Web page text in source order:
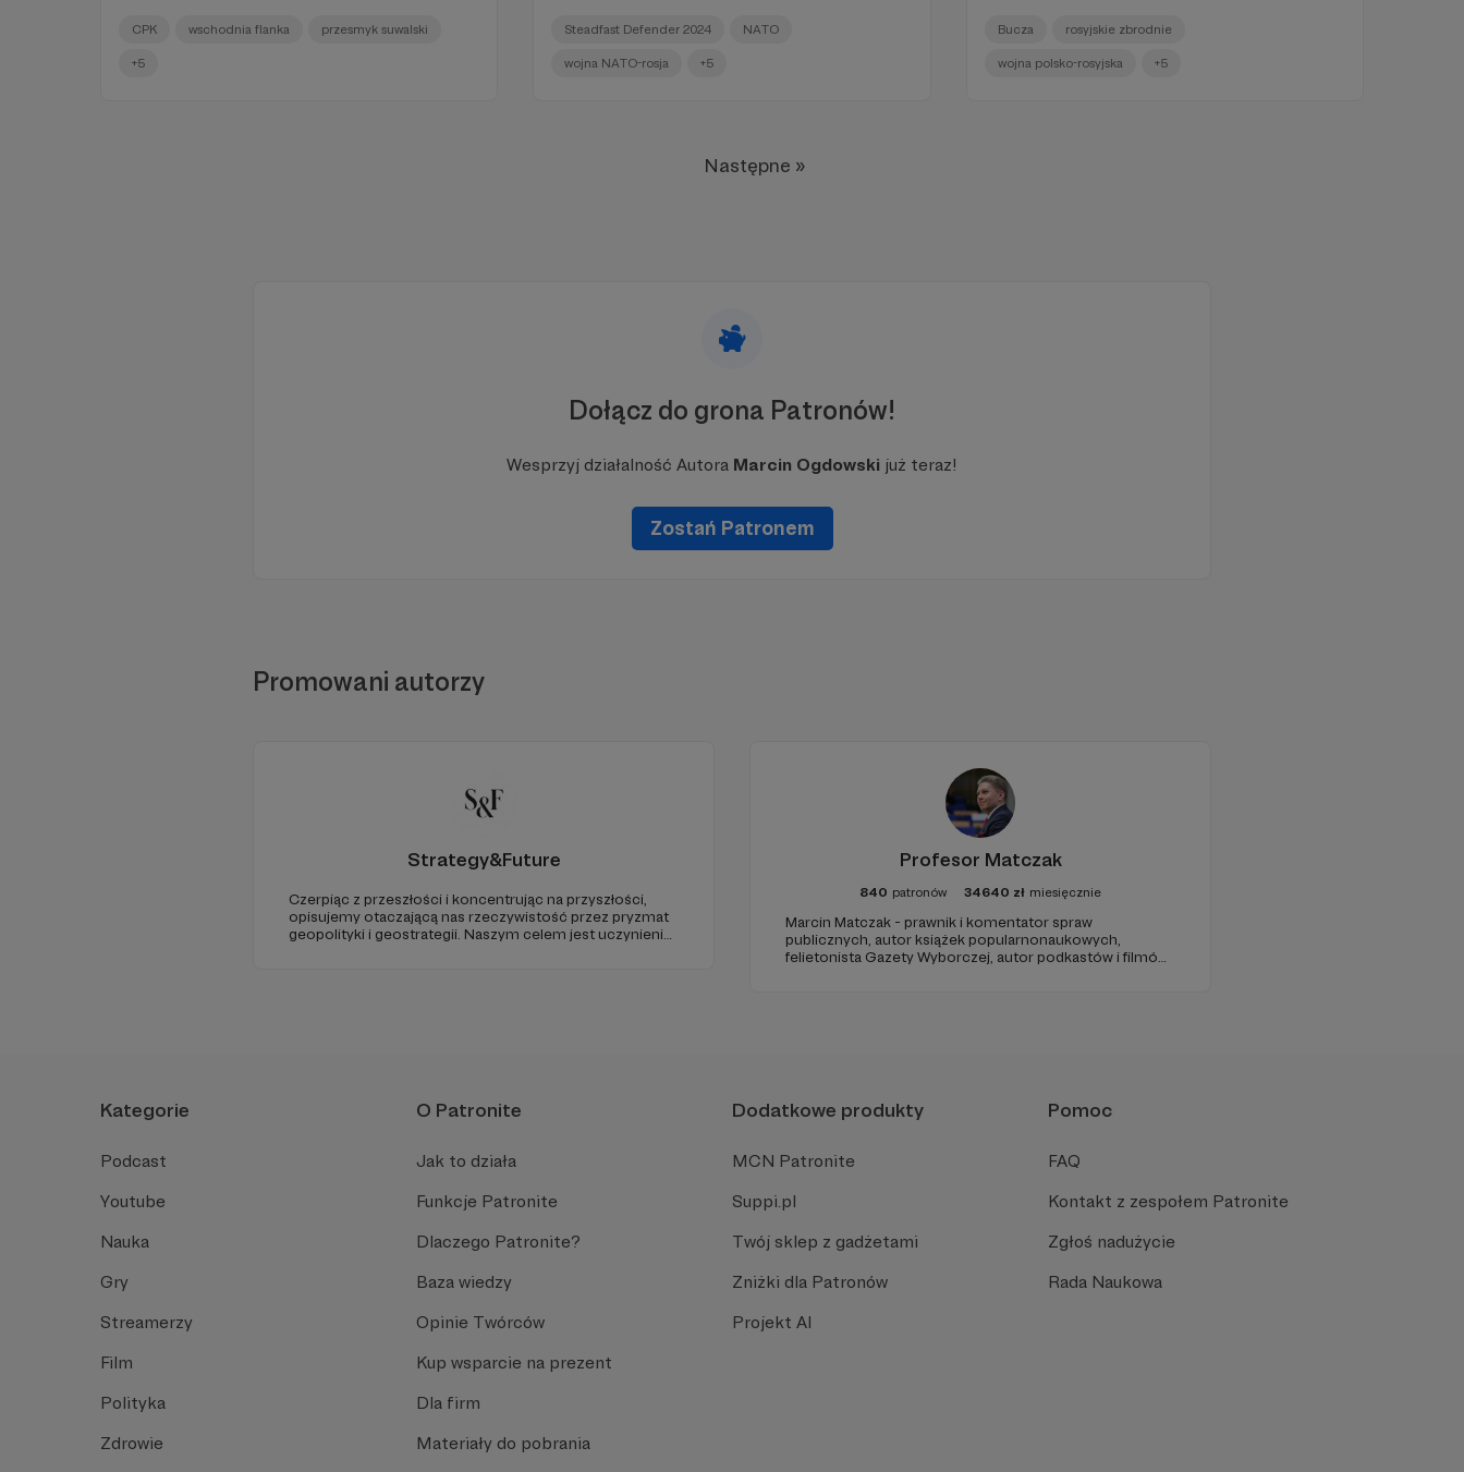
CPK wschodnia flanka przesmyk suwalski
+5
Steadfast Defender 2024 NATO
wojna NATO-rosja +5
Bucza rosyjskie zbrodnie
wojna polsko-rosyjska +5
Następne »
Dołącz do grona Patronów!
Wesprzyj działalność Autora Marcin Ogdowski już teraz!
Zostań Patronem
Promowani autorzy
Strategy&Future
Czerpiąc z przeszłości i koncentrując na przyszłości,
opisujemy otaczającą nas rzeczywistość przez pryzmat
geopolityki i geostrategii. Naszym celem jest uczynienie
Profesor Matczak
840 patronów 34640 zł miesięcznie
Marcin Matczak - prawnik i komentator spraw
publicznych, autor książek popularnonaukowych,
felietonista Gazety Wyborczej, autor podkastów i filmów
Kategorie
Podcast
Youtube
Nauka
Gry
Streamerzy
Film
Polityka
Zdrowie
O Patronite
Jak to działa
Funkcje Patronite
Dlaczego Patronite?
Baza wiedzy
Opinie Twórców
Kup wsparcie na prezent
Dla firm
Materiały do pobrania
Dodatkowe produkty
MCN Patronite
Suppi.pl
Twój sklep z gadżetami
Zniżki dla Patronów
Projekt AI
Pomoc
FAQ
Kontakt z zespołem Patronite
Zgłoś nadużycie
Rada Naukowa